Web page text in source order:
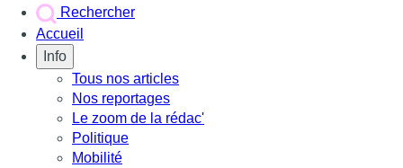
Rechercher
Accueil
Info
Tous nos articles
Nos reportages
Le zoom de la rédac'
Politique
Mobilité